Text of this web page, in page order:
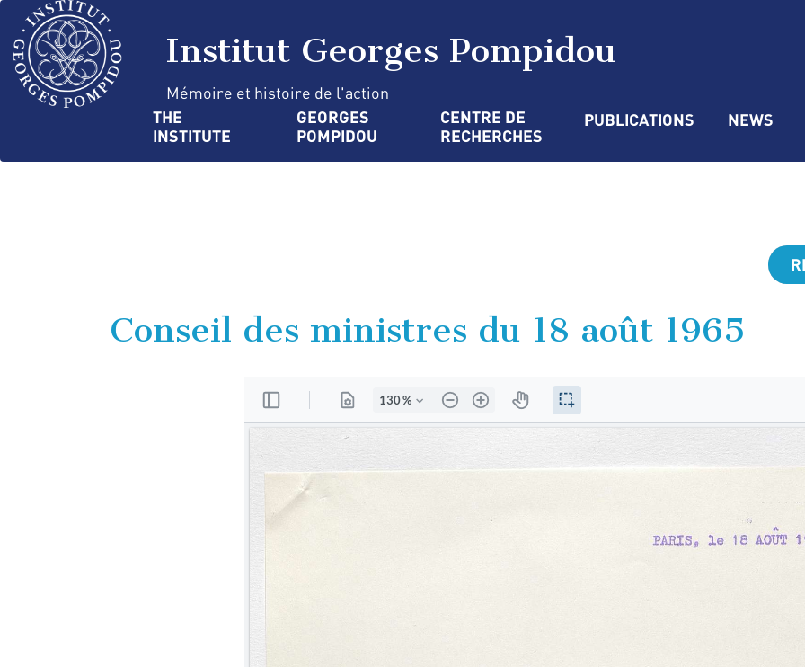
Skip
main
content
Institut Georges Pompidou
Mémoire et histoire de l'action
Navigation
principale
THE
INSTITUTE
GEORGES
POMPIDOU
CENTRE DE
RECHERCHES
PUBLICATIONS NEWS
Conseil des ministres du 18 août 1965
Cookies management panel